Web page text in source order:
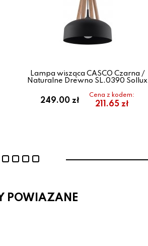
Lampa wisząca CASCO Czarna /
Naturalne Drewno SL.0390 Sollux
249.00 zł
Cena z kodem:
211.65 zł
POWIAZANE